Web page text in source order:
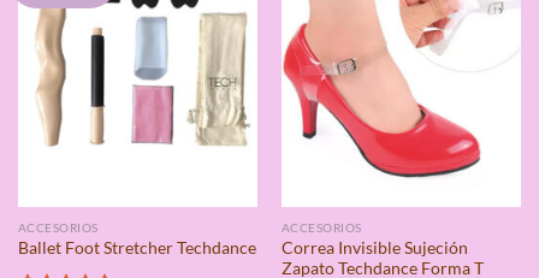
ACCESORIOS
Ballet Foot Stretcher Techdance
ACCESORIOS
Correa Invisible Sujeción
Zapato Techdance Forma T